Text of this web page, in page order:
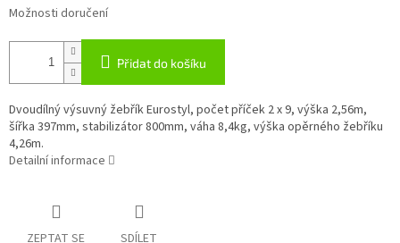
Možnosti doručení
Přidat do košíku
Dvoudílný výsuvný žebřík Eurostyl, počet příček 2 x 9, výška 2,56m,
šířka 397mm, stabilizátor 800mm, váha 8,4kg, výška opěrného žebříku
4,26m.
Detailní informace
ZEPTAT SE SDÍLET